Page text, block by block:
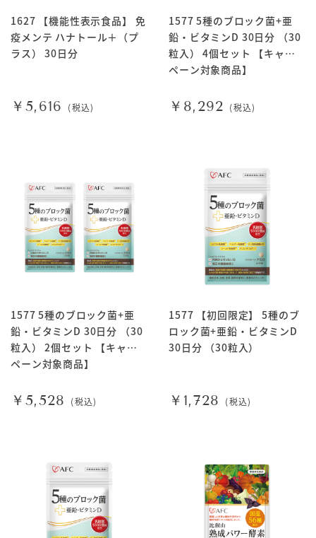
1627 【機能性表示食品】 免
疫メンテ ハナトール＋（プ
ラス） 30日分
￥5,616 (税込)
1577 5種のブロック菌+亜
鉛・ビタミンD 30日分 （30
粒入） 4個セット 【キャン
ペーン対象商品】
￥8,292 (税込)
1577 5種のブロック菌+亜
鉛・ビタミンD 30日分 （30
粒入） 2個セット 【キャン
ペーン対象商品】
￥5,528 (税込)
1577 【初回限定】 5種のブ
ロック菌+亜鉛・ビタミンD
30日分 （30粒入）
￥1,728 (税込)